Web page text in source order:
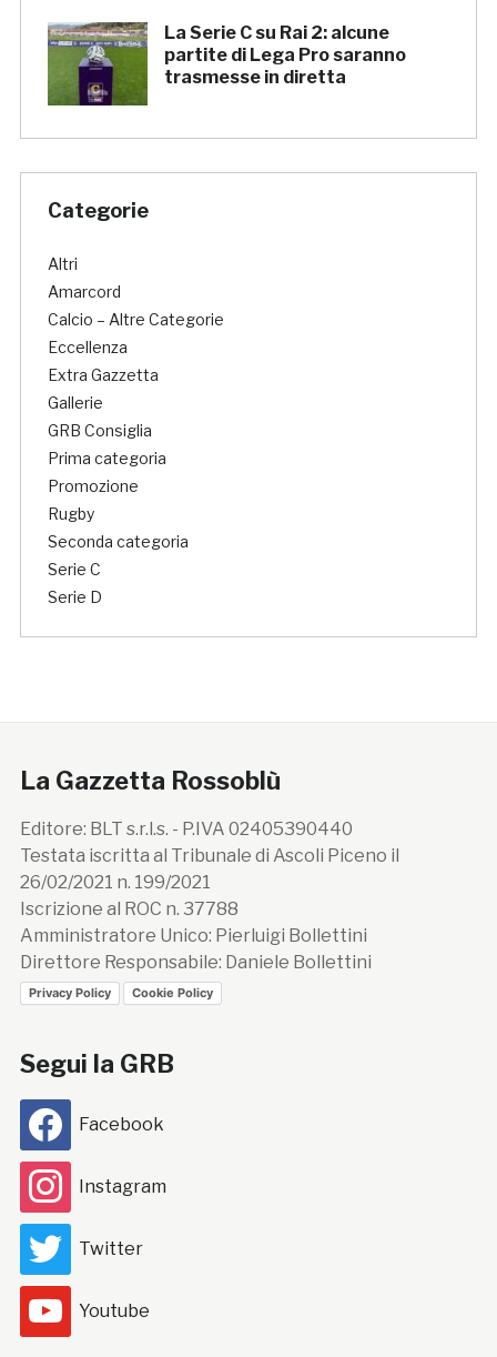
La Serie C su Rai 2: alcune
partite di Lega Pro saranno
trasmesse in diretta
Categorie
Altri
Amarcord
Calcio – Altre Categorie
Eccellenza
Extra Gazzetta
Gallerie
GRB Consiglia
Prima categoria
Promozione
Rugby
Seconda categoria
Serie C
Serie D
La Gazzetta Rossoblù
Editore: BLT s.r.l.s. - P.IVA 02405390440
Testata iscritta al Tribunale di Ascoli Piceno il
26/02/2021 n. 199/2021
Iscrizione al ROC n. 37788
Amministratore Unico: Pierluigi Bollettini
Direttore Responsabile: Daniele Bollettini
Privacy Policy Cookie Policy
Segui la GRB
Facebook
Instagram
Twitter
Youtube